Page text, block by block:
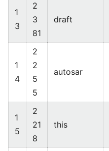
1
3
2
3
81
draft
1
4
2
2
5
5
autosar
1
5
2
21
8
this